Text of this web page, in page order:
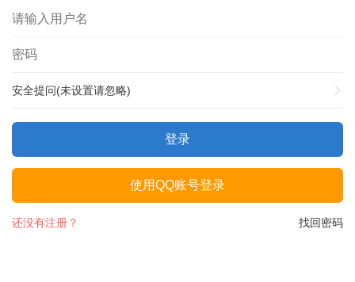
安全提问(未设置请忽略)
登录
使用QQ账号登录
找回密码
还没有注册？